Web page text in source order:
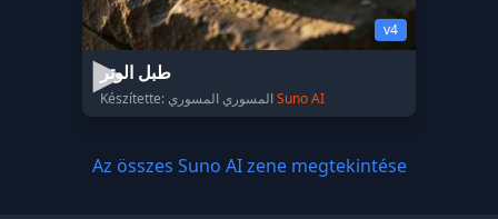
v4
طبل الوتر
Suno AI
Az összes Suno AI zene megtekintése